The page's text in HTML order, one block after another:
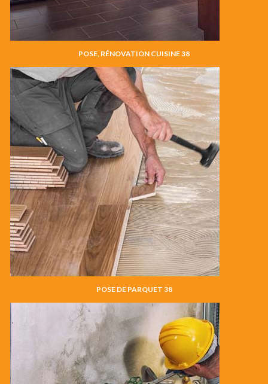
POSE, RÉNOVATION CUISINE 38
POSE DE PARQUET 38